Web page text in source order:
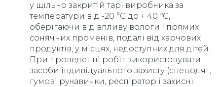
у щільно закритій тарі виробника за
температури від -20 °С до + 40 ºС,
оберігаючи від впливу вологи і прямих
сонячних променів, подалі від харчових
продуктів, у місцях, недоступних для дітей.
При проведенні робіт використовувати
засоби індивідуального захисту (спецодяг,
гумові рукавички, респіратор і захисні